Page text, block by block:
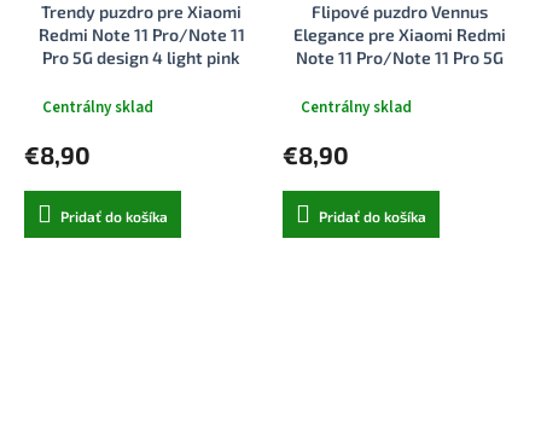
Trendy puzdro pre Xiaomi
Redmi Note 11 Pro/Note 11
Pro 5G design 4 light pink
Centrálny sklad
€8,90
Pridať do košíka
Flipové puzdro Vennus
Elegance pre Xiaomi Redmi
Note 11 Pro/Note 11 Pro 5G
Centrálny sklad
€8,90
Pridať do košíka